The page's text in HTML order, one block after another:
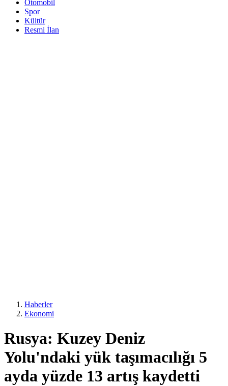
Otomobil
Spor
Kültür
Resmi İlan
Haberler
Ekonomi
Rusya: Kuzey Deniz
Yolu'ndaki yük taşımacılığı 5
ayda yüzde 13 artış kaydetti